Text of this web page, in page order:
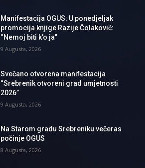
Manifestacija OGUS: U ponedjeljak
promocija knjige Razije Čolaković:
“Nemoj biti k’o ja”
9 Augusta, 2026
Svečano otvorena manifestacija
“Srebrenik otvoreni grad umjetnosti
2026”
9 Augusta, 2026
Na Starom gradu Srebreniku večeras
počinje OGUS
8 Augusta, 2026